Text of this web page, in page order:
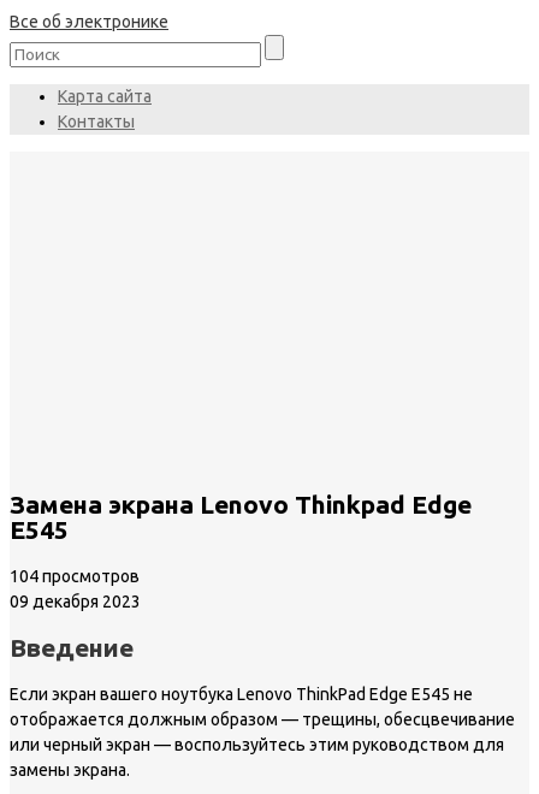
Все об электронике
Карта сайта
Контакты
Замена экрана Lenovo Thinkpad Edge
E545
104 просмотров
09 декабря 2023
Введение
Если экран вашего ноутбука Lenovo ThinkPad Edge E545 не
отображается должным образом — трещины, обесцвечивание
или черный экран — воспользуйтесь этим руководством для
замены экрана.